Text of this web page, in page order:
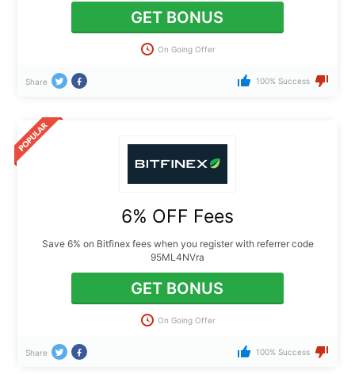
GET BONUS
On Going Offer
Share 100% Success
6% OFF Fees
Save 6% on Bitfinex fees when you register with referrer code
95ML4NVra
GET BONUS
On Going Offer
Share 100% Success